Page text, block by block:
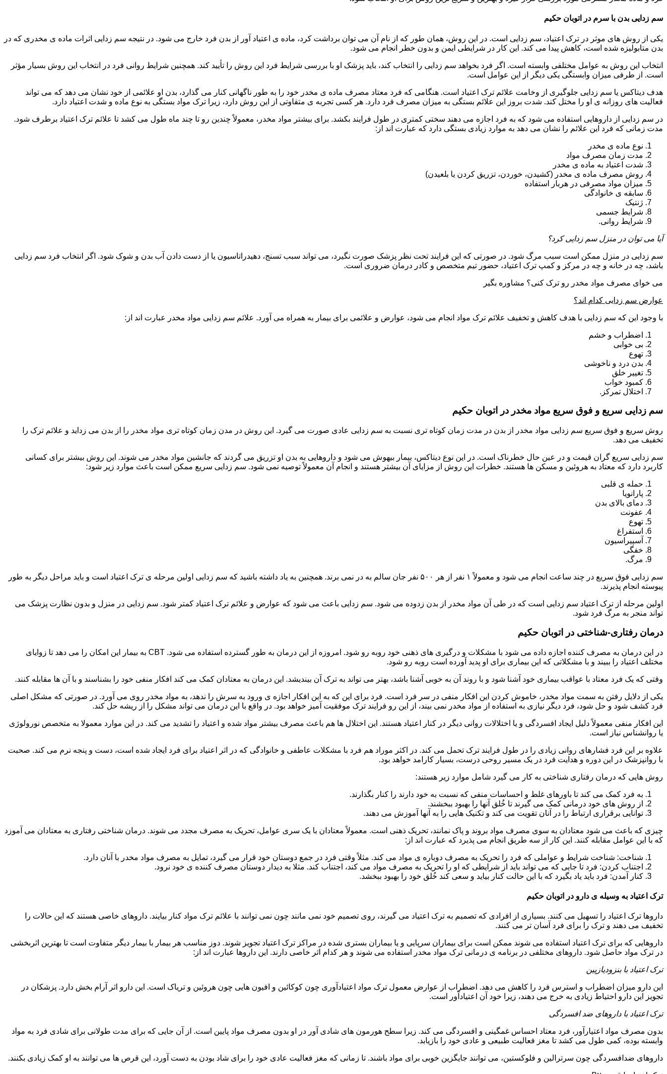
سم زدایی بدن با سرم در اتوبان حکیم
یکی از روش های موثر در ترک اعتیاد، سم زدایی است. در این روش، همان طور که از نام آن می توان برداشت کرد، ماده ی اعتیاد آور از بدن فرد خارج می شود. در نتیجه سم زدایی اثرات ماده ی مخدری که در
بدن متابولیزه شده است، کاهش پیدا می کند. این کار در شرایطی ایمن و بدون خطر انجام می شود.
انتخاب این روش به عوامل مختلفی وابسته است. اگر فرد بخواهد سم زدایی را انتخاب کند، باید پزشک او با بررسی شرایط فرد این روش را تأیید کند. همچنین شرایط روانی فرد در انتخاب این روش بسیار مؤثر
است. از طرفی میزان وابستگی یکی دیگر از این عوامل است.
هدف دیتاکس یا سم زدایی جلوگیری از وخامت علائم ترک اعتیاد است. هنگامی که فرد معتاد مصرف ماده ی مخدر خود را به طور ناگهانی کنار می گذارد، بدن او علائمی از خود نشان می دهد که می تواند
فعالیت های روزانه ی او را مختل کند. شدت بروز این علائم بستگی به میزان مصرف فرد دارد. هر کسی تجربه ی متفاوتی از این روش دارد، زیرا ترک مواد بستگی به نوع ماده و شدت اعتیاد دارد.
در سم زدایی از داروهایی استفاده می شود که به فرد اجازه می دهند سختی کمتری در طول فرایند بکشد. برای بیشتر مواد مخدر، معمولاً چندین رو تا چند ماه طول می کشد تا علائم ترک اعتیاد برطرف شود.
مدت زمانی که فرد این علائم را نشان می دهد به موارد زیادی بستگی دارد که عبارت اند از:
نوع ماده ی مخدر
مدت زمان مصرف مواد
شدت اعتیاد به ماده ی مخدر
روش مصرف ماده ی مخدر (کشیدن، خوردن، تزریق کردن یا بلعیدن)
میزان مواد مصرفی در هربار استفاده
سابقه ی خانوادگی
ژنتیک
شرایط جسمی
شرایط روانی.
آیا می توان در منزل سم زدایی کرد؟
سم زدایی در منزل ممکن است سبب مرگ شود. در صورتی که این فرایند تحت نظر پزشک صورت نگیرد، می تواند سبب تسنج، دهیدراتاسیون یا از دست دادن آب بدن و شوک شود. اگر انتخاب فرد سم زدایی
باشد، چه در خانه و چه در مرکز و کمپ ترک اعتیاد، حضور تیم متخصص و کادر درمان ضروری است.
می خوای مصرف مواد مخدر رو ترک کنی؟ مشاوره بگیر
عوارض سم زدایی کدام اند؟
با وجود این که سم زدایی با هدف کاهش و تخفیف علائم ترک مواد انجام می شود، عوارض و علائمی برای بیمار به همراه می آورد. علائم سم زدایی مواد مخدر عبارت اند از:
اضطراب و خشم
بی خوابی
تهوع
بدن درد و ناخوشی
تغییر خلق
کمبود خواب
اختلال تمرکز.
سم زدایی سریع و فوق سریع مواد مخدر در اتوبان حکیم
روش سریع و فوق سریع سم زدایی مواد مخدر از بدن در مدت زمان کوتاه تری نسبت به سم زدایی عادی صورت می گیرد. این روش در مدن زمان کوتاه تری مواد مخدر را از بدن می زداید و علائم ترک را
تخفیف می دهد.
سم زدایی سریع گران قیمت و در عین حال خطرناک است. در این نوع دیتاکس، بیمار بیهوش می شود و داروهایی به بدن او تزریق می گردند که جانشین مواد مخدر می شوند. این روش بیشتر برای کسانی
کاربرد دارد که معتاد به هروئین و مسکن ها هستند. خطرات این روش از مزایای آن بیشتر هستند و انجام آن معمولاً توصیه نمی شود. سم زدایی سریع ممکن است باعث موارد زیر شود:
حمله ی قلبی
پارانویا
دمای بالای بدن
عفونت
تهوع
استفراغ
آسپیراسیون
خفگی
مرگ.
سم زدایی فوق سریع در چند ساعت انجام می شود و معمولاً ۱ نفر از هر ۵۰۰ نفر جان سالم به در نمی برند. همچنین به یاد داشته باشید که سم زدایی اولین مرحله ی ترک اعتیاد است و باید مراحل دیگر به طور
پیوسته انجام پذیرند.
اولین مرحله از ترک اعتیاد سم زدایی است که در طی آن مواد مخدر از بدن زدوده می شود. سم زدایی باعث می شود که عوارض و علائم ترک اعتیاد کمتر شود. سم زدایی در منزل و بدون نظارت پزشک می
تواند منجر به مرگ فرد شود.
درمان رفتاری-شناختی در اتوبان حکیم
در این درمان به مصرف کننده اجازه داده می شود با مشکلات و درگیری های ذهنی خود روبه رو شود. امروزه از این درمان به طور گسترده استفاده می شود. CBT به بیمار این امکان را می دهد تا زوایای
مختلف اعتیاد را ببیند و با مشکلاتی که این بیماری برای او پدید آورده است روبه رو شود.
وقتی که یک فرد معتاد با عواقب بیماری خود آشنا شود و با روند آن به خوبی آشنا باشد، بهتر می تواند به ترک آن بیندیشد. این درمان به معتادان کمک می کند افکار منفی خود را بشناسند و با آن ها مقابله کنند.
یکی از دلایل رفتن به سمت مواد مخدر، خاموش کردن این افکار منفی در سر فرد است. فرد برای این که به این افکار اجازه ی ورود به سرش را ندهد، به مواد مخدر روی می آورد. در صورتی که مشکل اصلی
فرد کشف شود و حل شود، فرد دیگر نیازی به استفاده از مواد مخدر نمی بیند، از این رو فرایند ترک موفقیت آمیز خواهد بود. در واقع با این درمان می تواند مشکل را از ریشه حل کند.
این افکار منفی معمولاً دلیل ایجاد افسردگی و یا اختلالات روانی دیگر در کنار اعتیاد هستند. این اختلال ها هم باعث مصرف بیشتر مواد شده و اعتیاد را تشدید می کند. در این موارد معمولا به متخصص نورولوژی
یا روانشناس نیاز است.
علاوه بر این فرد فشارهای روانی زیادی را در طول فرایند ترک تحمل می کند. در اکثر موراد هم فرد با مشکلات عاطفی و خانوادگی که در اثر اعتیاد برای فرد ایجاد شده است، دست و پنجه نرم می کند. صحبت
با روانپزشک در این دوره و هدایت فرد در یک مسیر روحی درست، بسیار کارامد خواهد بود.
روش هایی که درمان رفتاری شناختی به کار می گیرد شامل موارد زیر هستند:
به فرد کمک می کند تا باورهای غلط و احساسات منفی که نسبت به خود دارند را کنار بگذارند.
از روش های خود درمانی کمک می گیرند تا خُلق آنها را بهبود ببخشند.
توانایی برقراری ارتباط را در آنان تقویت می کند و تکنیک هایی را به آنها آموزش می دهند.
چیزی که باعث می شود معتادان به سوی مصرف مواد بروند و پاک نمانند، تحریک ذهنی است. معمولاً معتادان با یک سری عوامل، تحریک به مصرف مجدد می شوند. درمان شناختی رفتاری به معتادان می آموزد
که با این عوامل مقابله کنند. این کار از سه طریق انجام می پذیرد که عبارت اند از:
شناخت: شناخت شرایط و عواملی که فرد را تحریک به مصرف دوباره ی مواد می کند. مثلاً وقتی فرد در جمع دوستان خود قرار می گیرد، تمایل به مصرف مواد مخدر با آنان دارد.
اجتناب کردن: فرد تا جایی که می تواند باید از شرایطی که او را تحریک به مصرف مواد می کند، اجتناب کند. مثلا به دیدار دوستان مصرف کننده ی خود نرود.
کنار آمدن: فرد باید یاد بگیرد که با این حالت کنار بیاید و سعی کند خُلق خود را بهبود ببخشد.
ترک اعتیاد به وسیله ی دارو در اتوبان حکیم
داروها ترک اعتیاد را تسهیل می کنند. بسیاری از افرادی که تصمیم به ترک اعتیاد می گیرند، روی تصمیم خود نمی مانند چون نمی توانند با علائم ترک مواد کنار بیایند. داروهای خاصی هستند که این حالات را
تخفیف می دهند و ترک را برای فرد آسان تر می کنند.
داروهایی که برای ترک اعتیاد استفاده می شوند ممکن است برای بیماران سرپایی و یا بیماران بستری شده در مراکز ترک اعتیاد تجویز شوند. دوز مناسب هر بیمار با بیمار دیگر متفاوت است تا بهترین اثربخشی
در ترک مواد حاصل شود. داروهای مختلفی در برنامه ی درمانی ترک مواد مخدر استفاده می شوند و هر کدام اثر خاصی دارند. این داروها عبارت اند از:
ترک اعتیاد با بنزودیازپین
این دارو میزان اضطراب و استرس فرد را کاهش می دهد. اضطراب از عوارض معمول ترک مواد اعتیادآوری چون کوکائین و افیون هایی چون هروئین و تریاک است. این دارو اثر آرام بخش دارد. پزشکان در
تجویز این دارو احتیاط زیادی به خرج می دهند، زیرا خود آن اعتیادآور است.
ترک اعتیاد با داروهای ضد افسردگی
بدون مصرف مواد اعتیارآور، فرد معتاد احساس غمگینی و افسردگی می کند. زیرا سطح هورمون های شادی آور در او بدون مصرف مواد پایین است. از آن جایی که برای مدت طولانی برای شادی فرد به مواد
وابسته بوده، کمی طول می کشد تا مغز فعالیت طبیعی و عادی خود را بازیابد.
داروهای ضدافسردگی چون سرترالین و فلوکستین، می توانند جایگزین خوبی برای مواد باشند. تا زمانی که مغز فعالیت عادی خود را برای شاد بودن به دست آورد، این قرص ها می توانند به او کمک زیادی بکنند.